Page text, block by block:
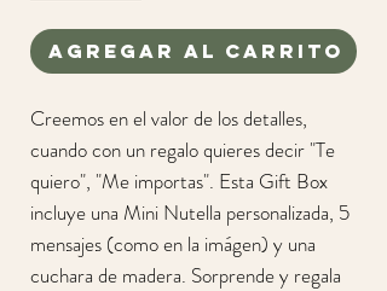
Agregar al carrito
Creemos en el valor de los detalles,
cuando con un regalo quieres decir "Te
quiero", "Me importas". Esta Gift Box
incluye una Mini Nutella personalizada, 5
mensajes (como en la imágen) y una
cuchara de madera. Sorprende y regala